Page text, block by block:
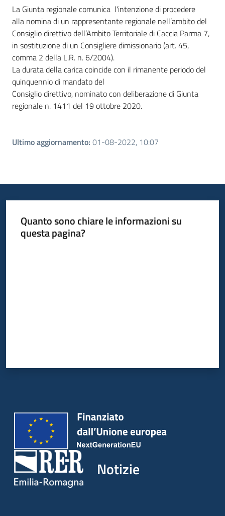
Contenuto
La Giunta regionale comunica l'intenzione di procedere
alla nomina di un rappresentante regionale nell’ambito del
Consiglio direttivo dell’Ambito Territoriale di Caccia Parma 7,
in sostituzione di un Consigliere dimissionario (art. 45,
comma 2 della L.R. n. 6/2004).
La durata della carica coincide con il rimanente periodo del
quinquennio di mandato del
Consiglio direttivo, nominato con deliberazione di Giunta
regionale n. 1411 del 19 ottobre 2020.
Ultimo aggiornamento: 01-08-2022, 10:07
Quanto sono chiare le informazioni su
questa pagina?
Notizie